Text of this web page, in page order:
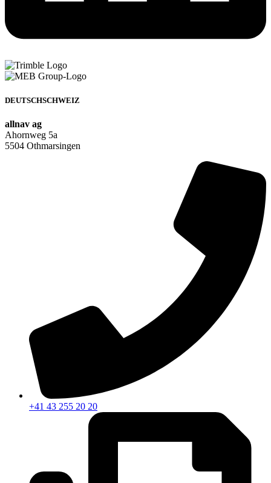
DEUTSCHSCHWEIZ
allnav ag
Ahornweg 5a
5504 Othmarsingen
+41 43 255 20 20